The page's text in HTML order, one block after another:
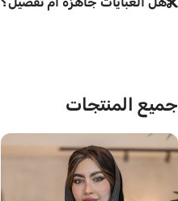
جميع المنتجات